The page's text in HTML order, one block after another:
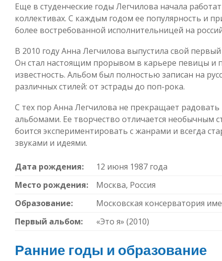
Еще в студенческие годы Легчилова начала
коллективах. С каждым годом ее популярность и
более востребованной исполнительницей на
В 2010 году Анна Легчилова выпустила свой
Он стал настоящим прорывом в карьере певицы и
известность. Альбом был полностью записан на
различных стилей: от эстрады до поп-рока.
С тех пор Анна Легчилова не прекращает
альбомами. Ее творчество отличается необычным
боится экспериментировать с жанрами и всегда
звуками и идеями.
Дата рождения:
12 июня 1987 года
Место рождения:
Москва, Россия
Образование:
Московская консерватория
Первый альбом:
«Это я» (2010)
Ранние годы и образование